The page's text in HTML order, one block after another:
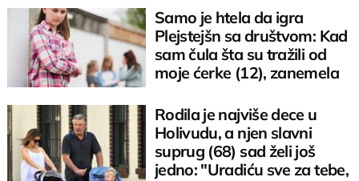
Samo je htela da igra
Plejstejšn sa društvom: Kad
sam čula šta su tražili od
moje ćerke (12), zanemela
Rodila je najviše dece u
Holivudu, a njen slavni
suprug (68) sad želi još
jedno: "Uradiću sve za tebe,